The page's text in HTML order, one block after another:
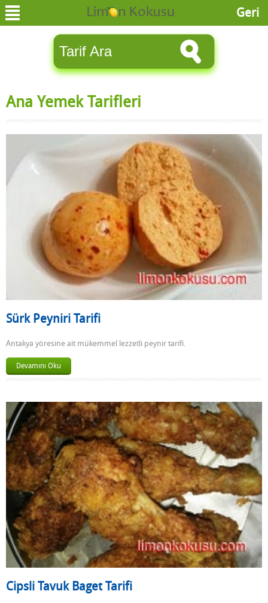
Geri
Ana Yemek Tarifleri
Sürk Peyniri Tarifi
Antakya yöresine ait mükemmel lezzetli peynir tarifi.
Devamını Oku
Cipsli Tavuk Baget Tarifi